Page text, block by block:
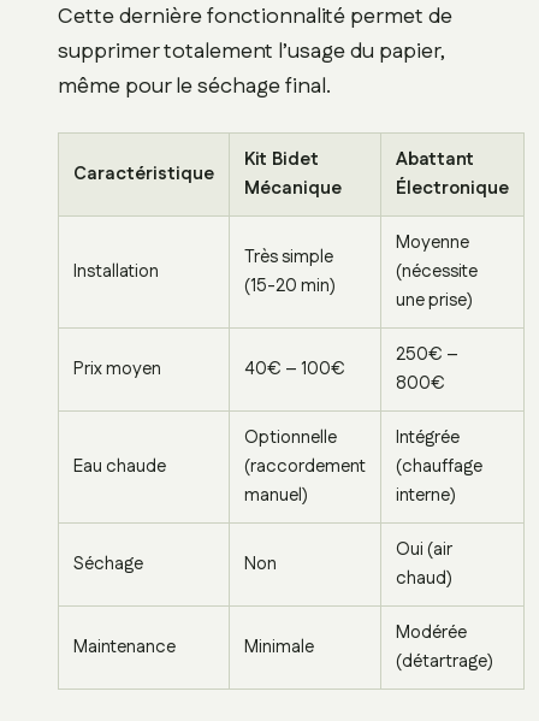
Cette dernière fonctionnalité permet de
supprimer totalement l’usage du papier,
même pour le séchage final.
Caractéristique
Kit Bidet
Mécanique
Abattant
Électronique
Installation
Très simple
(15-20 min)
Moyenne
(nécessite
une prise)
Prix moyen 40€ – 100€
250€ –
800€
Eau chaude
Optionnelle
(raccordement
manuel)
Intégrée
(chauffage
interne)
Séchage Non
Oui (air
chaud)
Maintenance Minimale
Modérée
(détartrage)